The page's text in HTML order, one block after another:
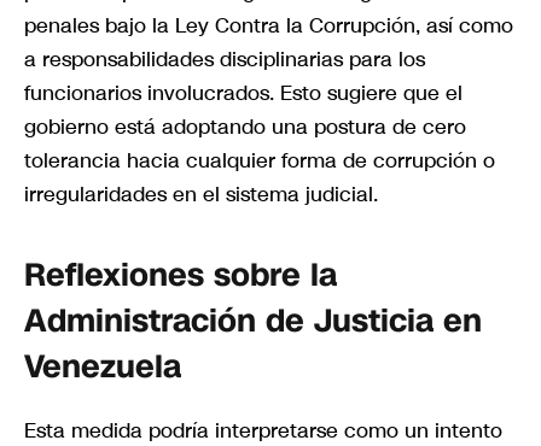
penales bajo la Ley Contra la Corrupción, así como
a responsabilidades disciplinarias para los
funcionarios involucrados. Esto sugiere que el
gobierno está adoptando una postura de cero
tolerancia hacia cualquier forma de corrupción o
irregularidades en el sistema judicial.
Reflexiones sobre la
Administración de Justicia en
Venezuela
Esta medida podría interpretarse como un intento